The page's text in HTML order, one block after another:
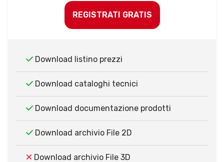
REGISTRATI GRATIS
Download listino prezzi
Download cataloghi tecnici
Download documentazione prodotti
Download archivio File 2D
Download archivio File 3D